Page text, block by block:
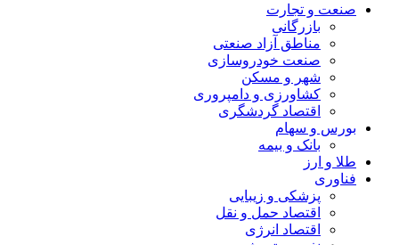
صنعت و تجارت
بازرگانی
مناطق آزاد صنعتی
صنعت خودروسازی
شهر و مسکن
کشاورزی و دامپروری
اقتصاد گردشگری
بورس و سهام
بانک و بیمه
طلا و ارز
فناوری
پزشکی و زیبایی
اقتصاد حمل و نقل
اقتصاد انرژی